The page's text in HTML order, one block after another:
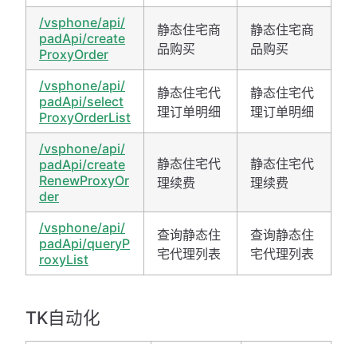
/vsphone/api/
padApi/create
ProxyOrder
静态住宅商
品购买
静态住宅商
品购买
/vsphone/api/
padApi/select
ProxyOrderList
静态住宅代
理订单明细
静态住宅代
理订单明细
/vsphone/api/
padApi/create
RenewProxyOr
der
静态住宅代
理续费
静态住宅代
理续费
/vsphone/api/
padApi/queryP
roxyList
查询静态住
宅代理列表
查询静态住
宅代理列表
TK自动化